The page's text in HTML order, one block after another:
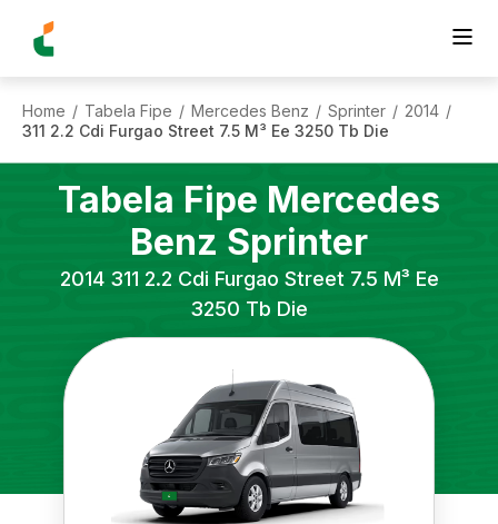
Home / Tabela Fipe / Mercedes Benz / Sprinter / 2014 /
311 2.2 Cdi Furgao Street 7.5 M³ Ee 3250 Tb Die
Tabela Fipe Mercedes
Benz Sprinter
2014 311 2.2 Cdi Furgao Street 7.5 M³ Ee
3250 Tb Die